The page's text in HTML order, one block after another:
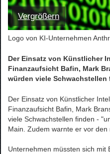
Vergrößern
Logo von KI-Unternehmen
Der Einsatz von Künstlicher
Finanzaufsicht Bafin, Mark
würden viele
Der Einsatz von Künstlicher
Finanzaufsicht Bafin, Mark
viele Schwachstellen finden -
Main. Zudem warnte er vor
Unternehmen müssten sich mit